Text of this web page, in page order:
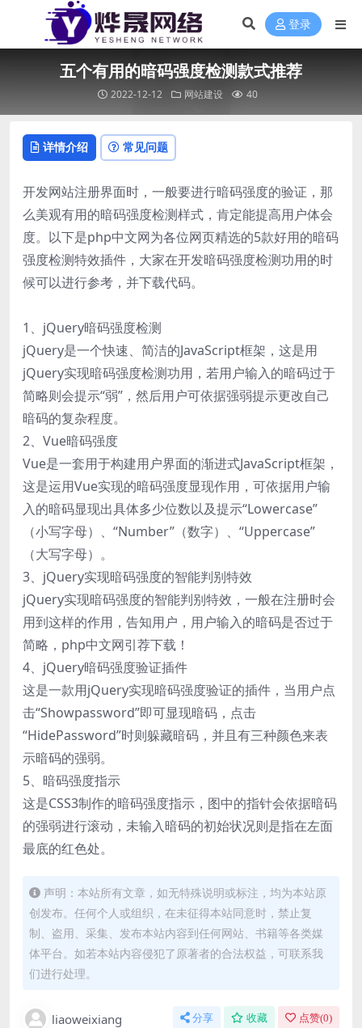
登录
五个有用的暗码强度检测款式推荐
2022-12-12 网站建设 40
详情介绍 常见问题
开发网站注册界面时，一般要进行暗码强度的验证，那
么美观有用的暗码强度检测样式，肯定能提高用户体会
度。以下是php中文网为各位网页精选的5款好用的暗码
强度检测特效插件，大家在开发暗码强度检测功用的时
候可以进行参考，并下载代码。
1、jQuery暗码强度检测
jQuery是一个快速、简洁的JavaScript框架，这是用
jQuery实现暗码强度检测功用，若用户输入的暗码过于
简略则会提示“弱”，然后用户可依据强弱提示更改自己
暗码的复杂程度。
2、Vue暗码强度
Vue是一套用于构建用户界面的渐进式JavaScript框架，
这是运用Vue实现的暗码强度显现作用，可依据用户输
入的暗码显现出具体多少位数以及提示“Lowercase”
（小写字母）、“Number”（数字）、“Uppercase”
（大写字母）。
3、jQuery实现暗码强度的智能判别特效
jQuery实现暗码强度的智能判别特效，一般在注册时会
用到这样的作用，告知用户，用户输入的暗码是否过于
简略，php中文网引荐下载！
4、jQuery暗码强度验证插件
这是一款用jQuery实现暗码强度验证的插件，当用户点
击“Showpassword”即可显现暗码，点击
“HidePassword”时则躲藏暗码，并且有三种颜色来表
示暗码的强弱。
5、暗码强度指示
这是CSS3制作的暗码强度指示，图中的指针会依据暗码
的强弱进行滚动，未输入暗码的初始状况则是指在左面
最底的红色处。
声明：本站所有文章，如无特殊说明或标注，均为本站原
创发布。任何个人或组织，在未征得本站同意时，禁止复
制、盗用、采集、发布本站内容到任何网站、书籍等各类媒
体平台。如若本站内容侵犯了原著者的合法权益，可联系我
们进行处理。
liaoweixiang 分享 收藏 点赞(0)